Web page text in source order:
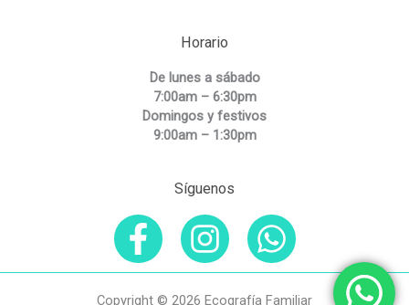
Horario
De lunes a sábado
7:00am – 6:30pm
Domingos y festivos
9:00am – 1:30pm
Síguenos
Copyright © 2026 Ecografía Familiar